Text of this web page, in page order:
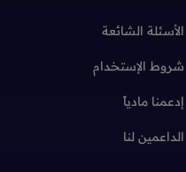
الأسئلة الشائعة
شروط الإستخدام
إدعمنا مادياً
الداعمين لنا